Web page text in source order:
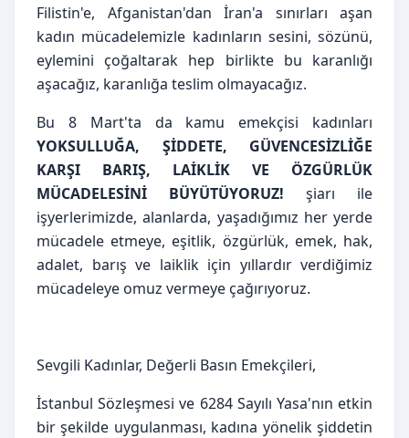
Filistin'e, Afganistan'dan İran'a sınırları aşan
kadın mücadelemizle kadınların sesini, sözünü,
eylemini çoğaltarak hep birlikte bu karanlığı
aşacağız, karanlığa teslim olmayacağız.
YOKSULLUĞA, ŞİDDETE, GÜVENCESİZLİĞE
KARŞI BARIŞ, LAİKLİK VE ÖZGÜRLÜK
MÜCADELESİNİ BÜYÜTÜYORUZ! şiarı ile
işyerlerimizde, alanlarda, yaşadığımız her yerde
mücadele etmeye, eşitlik, özgürlük, emek, hak,
adalet, barış ve laiklik için yıllardır verdiğimiz
mücadeleye omuz vermeye çağırıyoruz.
Sevgili Kadınlar, Değerli Basın Emekçileri,
İstanbul Sözleşmesi ve 6284 Sayılı Yasa'nın etkin
bir şekilde uygulanması, kadına yönelik şiddetin